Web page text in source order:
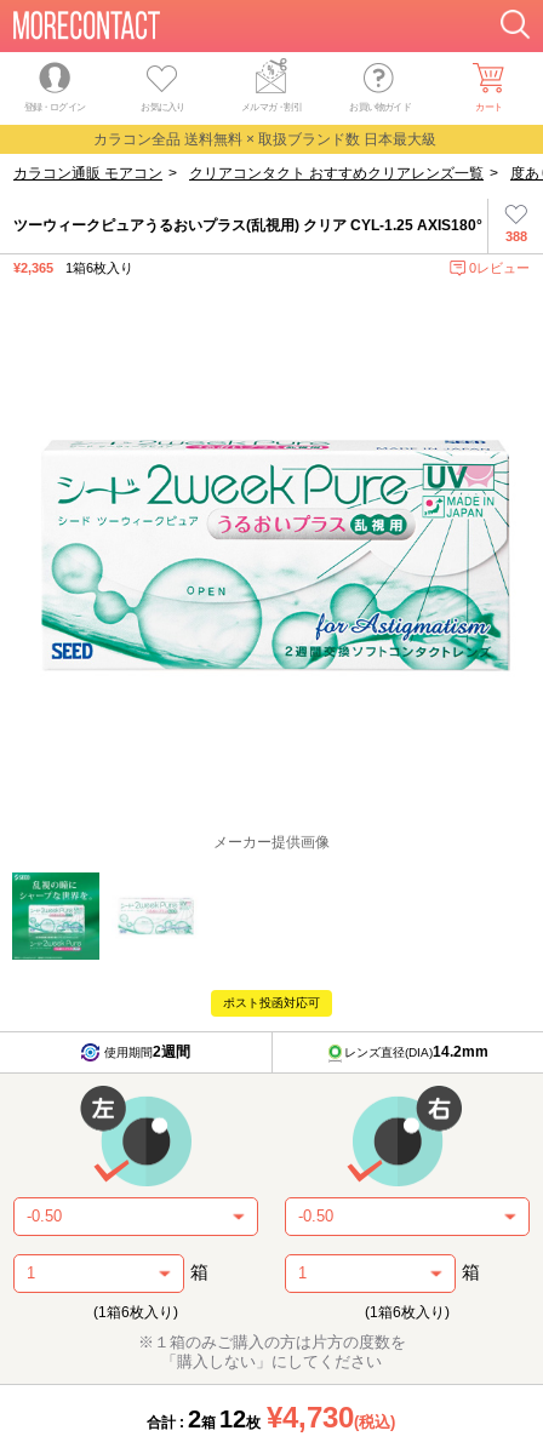
登録・ログイン お気に入り メルマガ・割引 お買い物ガイド カート
カラコン全品 送料無料 × 取扱ブランド数 日本最大級
カラコン通販 モアコン > クリアコンタクト おすすめクリアレンズ一覧 > 度あ
388
ツーウィークピュアうるおいプラス(乱視用) クリア CYL-1.25 AXIS180°
¥2,365 1箱6枚入り 0レビュー
メーカー提供画像
ポスト投函対応可
使用期間2週間 レンズ直径(DIA)14.2mm
箱
(1箱6枚入り)
箱
(1箱6枚入り)
※１箱のみご購入の方は片方の度数を
「購入しない」にしてください
合計 : 2箱 12枚 ¥4,730(税込)